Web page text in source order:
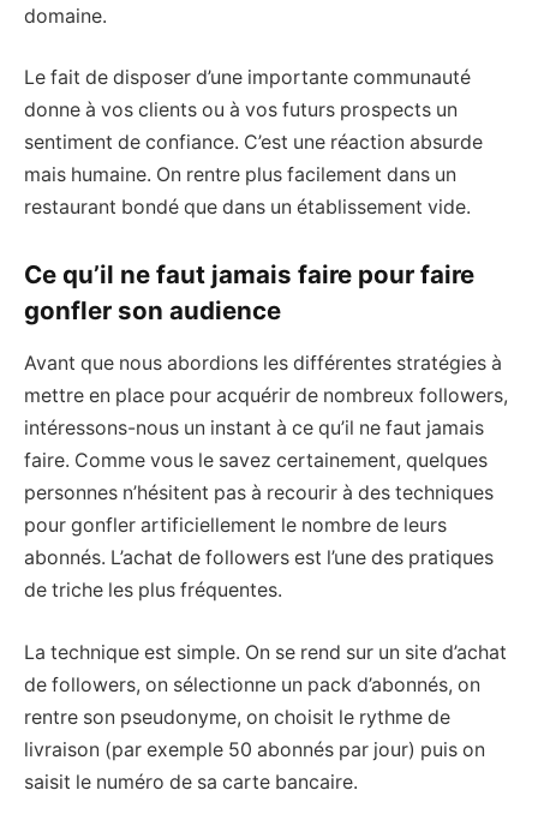
domaine.
Le fait de disposer d’une importante communauté
donne à vos clients ou à vos futurs prospects un
sentiment de confiance. C’est une réaction absurde
mais humaine. On rentre plus facilement dans un
restaurant bondé que dans un établissement vide.
Ce qu’il ne faut jamais faire pour faire
gonfler son audience
Avant que nous abordions les différentes stratégies à
mettre en place pour acquérir de nombreux followers,
intéressons-nous un instant à ce qu’il ne faut jamais
faire. Comme vous le savez certainement, quelques
personnes n’hésitent pas à recourir à des techniques
pour gonfler artificiellement le nombre de leurs
abonnés. L’achat de followers est l’une des pratiques
de triche les plus fréquentes.
La technique est simple. On se rend sur un site d’achat
de followers, on sélectionne un pack d’abonnés, on
rentre son pseudonyme, on choisit le rythme de
livraison (par exemple 50 abonnés par jour) puis on
saisit le numéro de sa carte bancaire.